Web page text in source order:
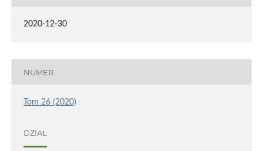
2020-12-30
NUMER
Tom 26 (2020)
DZIAŁ